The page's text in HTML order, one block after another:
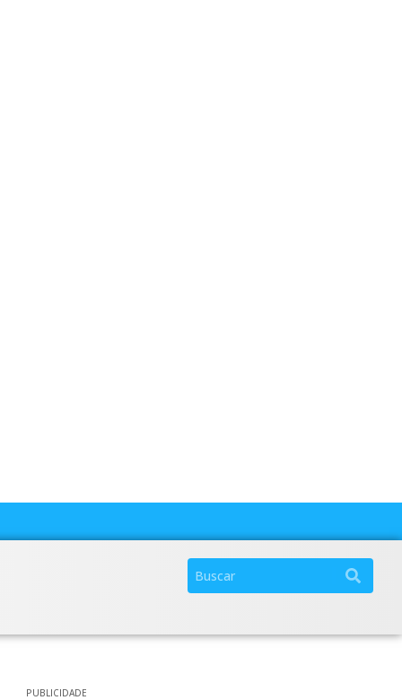
PUBLICIDADE